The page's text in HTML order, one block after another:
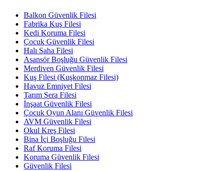
Balkon Güvenlik Filesi
Fabrika Kuş Filesi
Kedi Koruma Filesi
Çocuk Güvenlik Filesi
Halı Saha Filesi
Asansör Boşluğu Güvenlik Filesi
Merdiven Güvenlik Filesi
Kuş Filesi (Kuşkonmaz Filesi)
Havuz Emniyet Filesi
Tarım Sera Filesi
İnşaat Güvenlik Filesi
Çocuk Oyun Alanı Güvenlik Filesi
AVM Güvenlik Filesi
Okul Kreş Filesi
Bina İçi Boşluğu Filesi
Raf Koruma Filesi
Koruma Güvenlik Filesi
Güvenlik Filesi